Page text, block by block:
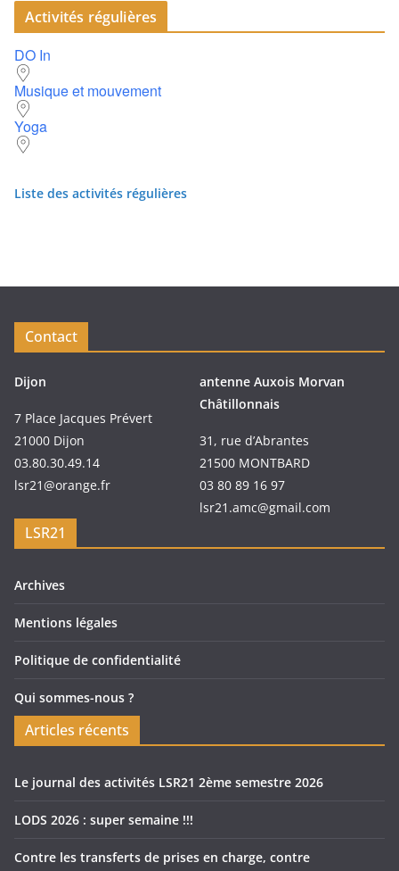
Activités régulières
DO In
Musique et mouvement
Yoga
Liste des activités régulières
Contact
Dijon
7 Place Jacques Prévert
21000 Dijon
03.80.30.49.14
lsr21@orange.fr
antenne Auxois Morvan
Châtillonnais
31, rue d’Abrantes
21500 MONTBARD
03 80 89 16 97
lsr21.amc@gmail.com
LSR21
Archives
Mentions légales
Politique de confidentialité
Qui sommes-nous ?
Articles récents
Le journal des activités LSR21 2ème semestre 2026
LODS 2026 : super semaine !!!
Contre les transferts de prises en charge, contre